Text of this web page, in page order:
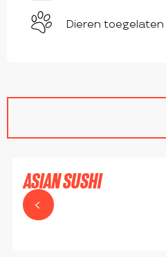
Dieren toegelaten
9.5€
ASIAN SUSHI
MONTROND-LES-BAINS